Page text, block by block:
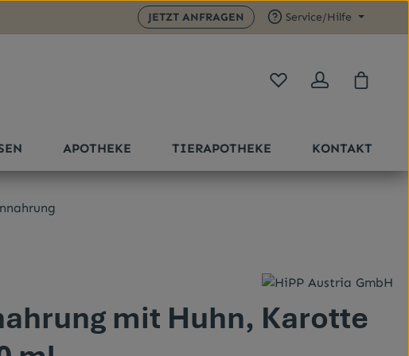
JETZT ANFRAGEN Service/Hilfe
Du hast 0 Produkte auf
APOTHEKE TIERAPOTHEKE KONTAKT
mit Huhn, Karotte